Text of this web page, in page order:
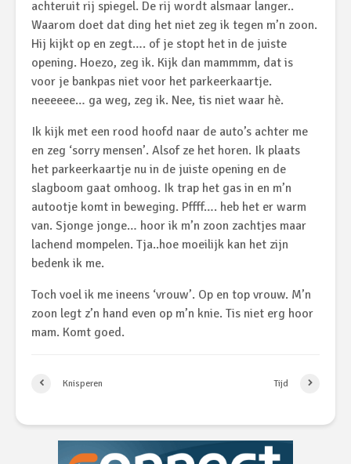
achteruit rij spiegel. De rij wordt alsmaar langer..
Waarom doet dat ding het niet zeg ik tegen m’n zoon.
Hij kijkt op en zegt…. of je stopt het in de juiste
opening. Hoezo, zeg ik. Kijk dan mammmm, dat is
voor je bankpas niet voor het parkeerkaartje.
neeeeee… ga weg, zeg ik. Nee, tis niet waar hè.
Ik kijk met een rood hoofd naar de auto’s achter me
en zeg ‘sorry mensen’. Alsof ze het horen. Ik plaats
het parkeerkaartje nu in de juiste opening en de
slagboom gaat omhoog. Ik trap het gas in en m’n
autootje komt in beweging. Pffff…. heb het er warm
van. Sjonge jonge… hoor ik m’n zoon zachtjes maar
lachend mompelen. Tja..hoe moeilijk kan het zijn
bedenk ik me.
Toch voel ik me ineens ‘vrouw’. Op en top vrouw. M’n
zoon legt z’n hand even op m’n knie. Tis niet erg hoor
mam. Komt goed.
Knisperen Tijd